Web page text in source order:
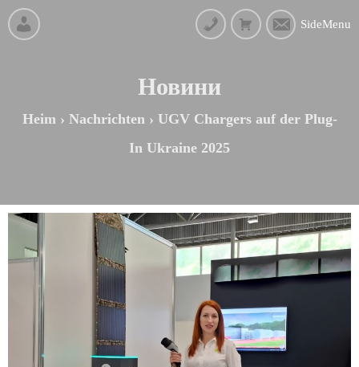
SideMenu
Новини
Heim › Nachrichten › UGV Chargers auf der Plug-
In Ukraine 2025